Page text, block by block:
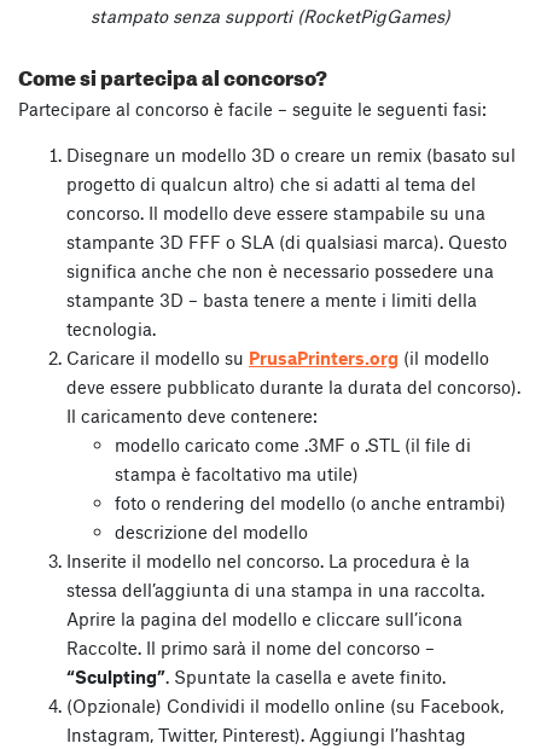
stampato senza supporti (RocketPigGames)
Come si partecipa al concorso?
Partecipare al concorso è facile – seguite le seguenti fasi:
Disegnare un modello 3D o creare un remix (basato sul
progetto di qualcun altro) che si adatti al tema del
concorso. Il modello deve essere stampabile su una
stampante 3D FFF o SLA (di qualsiasi marca). Questo
significa anche che non è necessario possedere una
stampante 3D – basta tenere a mente i limiti della
tecnologia.
Caricare il modello su PrusaPrinters.org (il modello
deve essere pubblicato durante la durata del concorso).
Il caricamento deve contenere:
modello caricato come .3MF o .STL (il file di
stampa è facoltativo ma utile)
foto o rendering del modello (o anche entrambi)
descrizione del modello
Inserite il modello nel concorso. La procedura è la
stessa dell’aggiunta di una stampa in una raccolta.
Aprire la pagina del modello e cliccare sull’icona
Raccolte. Il primo sarà il nome del concorso –
“Sculpting”. Spuntate la casella e avete finito.
(Opzionale) Condividi il modello online (su Facebook,
Instagram, Twitter, Pinterest). Aggiungi l’hashtag